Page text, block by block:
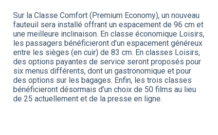
Sur la Classe Comfort (Premium Economy), un nouveau
fauteuil sera installé offrant un espacement de 96 cm et
une meilleure inclinaison. En classe économique Loisirs,
les passagers bénéficieront d’un espacement généreux
entre les sièges (en cuir) de 83 cm. En classes Loisirs,
des options payantes de service seront proposés pour
six menus différents, dont un gastronomique et pour
des options sur les bagages. Enfin, les trois classes
bénéficieront désormais d’un choix de 50 films au lieu
de 25 actuellement et de la presse en ligne.